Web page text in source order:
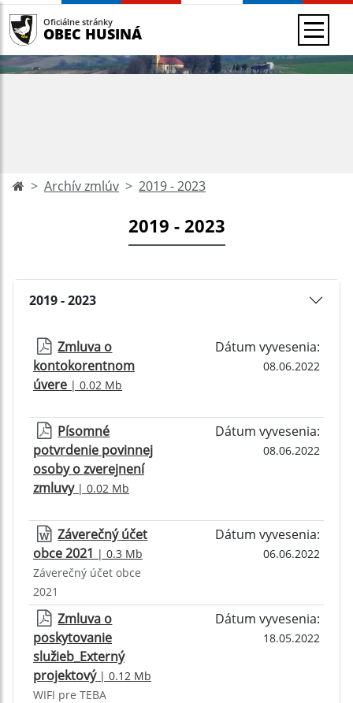
Oficiálne stránky
OBEC HUSINÁ
Archív zmlúv 2019 - 2023
2019 - 2023
2019 - 2023
Zmluva o
kontokorentnom
úvere | 0.02 Mb
Dátum vyvesenia:
08.06.2022
Písomné
potvrdenie povinnej
osoby o zverejnení
zmluvy| 0.02 Mb
Dátum vyvesenia:
08.06.2022
Záverečný účet
obce 2021 | 0.3 Mb
Dátum vyvesenia:
06.06.2022
Záverečný účet obce
2021
Zmluva o
poskytovanie
služieb_Externý
projektový| 0.12 Mb
Dátum vyvesenia:
18.05.2022
WIFI pre TEBA